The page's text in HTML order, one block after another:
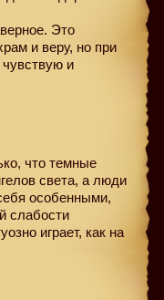
Это
и веру, но при
чувствую и
что темные
света, а люди
особенными,
слабости
играет, как на